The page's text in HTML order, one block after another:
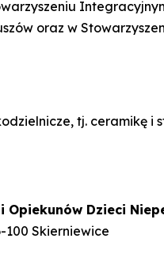
oraz w
tj. ceramikę i
Dzieci
100 Skierniewice